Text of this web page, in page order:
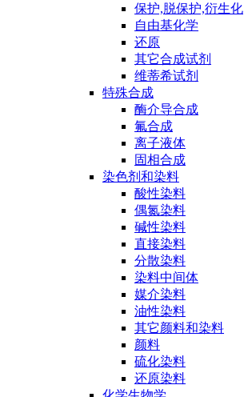
保护,脱保护,衍生化
自由基化学
还原
其它合成试剂
维蒂希试剂
特殊合成
酶介导合成
氟合成
离子液体
固相合成
染色剂和染料
酸性染料
偶氮染料
碱性染料
直接染料
分散染料
染料中间体
媒介染料
油性染料
其它颜料和染料
颜料
硫化染料
还原染料